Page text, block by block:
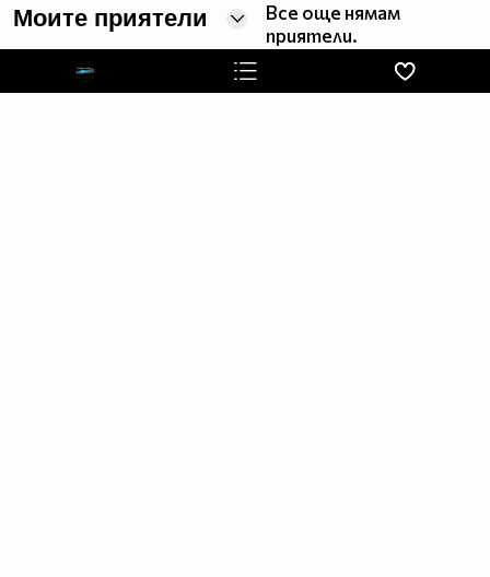
продължение на три часа всяка седмица.
Гледайте предаването и в:
Моите приятели
Все още нямам
приятели.